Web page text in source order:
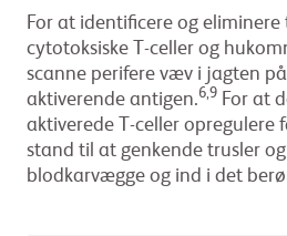
For at identificere og
cytotoksiske T-celler og
scanne perifere væv i jagten
aktiverende antigen.6,9 For at
aktiverede T-celler opregulere
stand til at genkende trusler
blodkarvægge og ind i det